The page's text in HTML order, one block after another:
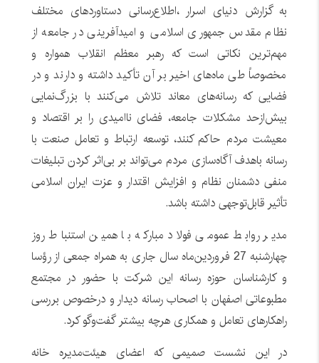
به گزارش دنیای اسرار ،اطلاع‌رسانی دستاوردهای مختلف
نظام مقدس جمهوری اسلامی و امیدآفرینی در جامعه از
مهم‌ترین نکاتی است که رهبر معظم انقلاب همواره و
مخصوصاً طی ماه‌های اخیر بر آن تأکید داشته و دارند و در
فضایی که رسانه‌های معاند تلاش می‌کنند با بزرگ‌نمایی
بیش‌ازحد مشکلات جامعه، فضای ناامیدی را بر اقتصاد و
معیشت مردم حاکم کنند، توسعه ارتباط و تعامل صنعت با
رسانه باهدف آگاه‌سازی مردم می‌تواند بر بی‌اثر کردن تبلیغات
منفی دشمنان نظام و افزایش اقتدار و عزت ایران اسلامی
تأثیر قابل‌توجهی داشته باشد.
مدیر روابط عمومی فولاد مبارکه با همین استنباط روز
چهارشنبه 27 فروردین‌ماه سال جاری به همراه جمعی از رؤسا
و کارشناسان حوزه رسانه این شرکت با حضور در مجتمع
مطبوعاتی اصفهان با اصحاب رسانه دیدار و درخصوص بررسی
راهکارهای تعامل و همکاری هرچه بیشتر گفت‌وگو کرد.
در این نشست صمیمی که اعضای هیئت‌مدیره خانه